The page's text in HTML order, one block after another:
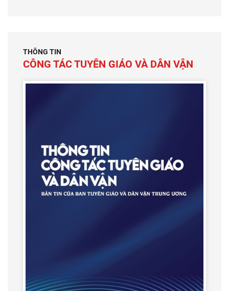
THÔNG TIN
CÔNG TÁC TUYÊN GIÁO VÀ DÂN VẬN